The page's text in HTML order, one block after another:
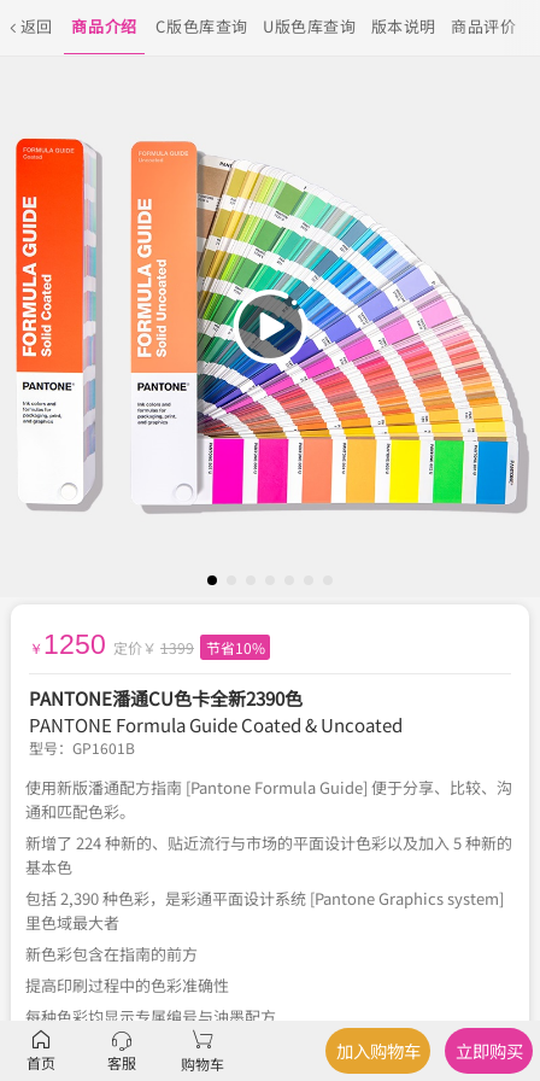
返回 商品介绍 C版色库查询 U版色库查询 版本说明 商品评价
￥ 1250 定价￥ 1399 节省10%
PANTONE潘通CU色卡全新2390色
PANTONE Formula Guide Coated & Uncoated
型号： GP1601B
使用新版潘通配方指南 [Pantone Formula Guide] 便于分享、比较、沟
通和匹配色彩。
新增了 224 种新的、贴近流行与市场的平面设计色彩以及加入 5 种新的
基本色
包括 2,390 种色彩，是彩通平面设计系统 [Pantone Graphics system]
里色域最大者
新色彩包含在指南的前方
提高印刷过程中的色彩准确性
每种色彩均显示专属编号与油墨配方
指南后方附有索引，提供每种色彩的页面位置
首页 客服 购物车
加入购物车 立即购买